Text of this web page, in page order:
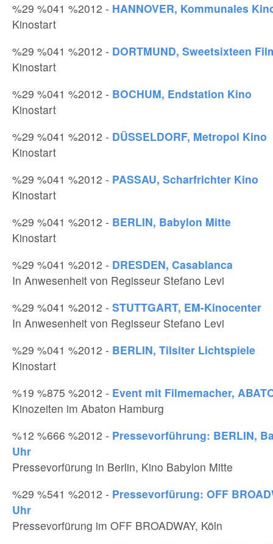
%29 %041 %2012 - HANNOVER, Kommunales
Kinostart
%29 %041 %2012 - DORTMUND, Sweetsixteen
Kinostart
%29 %041 %2012 - BOCHUM, Endstation Kino
Kinostart
%29 %041 %2012 - DÜSSELDORF, Metropol Kino
Kinostart
%29 %041 %2012 - PASSAU, Scharfrichter Kino
Kinostart
%29 %041 %2012 - BERLIN, Babylon Mitte
Kinostart
%29 %041 %2012 - DRESDEN, Casablanca
In Anwesenheit von Regisseur Stefano Levi
%29 %041 %2012 - STUTTGART, EM-Kinocenter
In Anwesenheit von Regisseur Stefano Levi
%29 %041 %2012 - BERLIN, Tilsiter Lichtspiele
Kinostart
%19 %875 %2012 - Event mit Filmemacher,
Kinozeiten im Abaton Hamburg
%12 %666 %2012 - Pressevorführung: BERLIN,
Uhr
Pressevorfürung in Berlin, Kino Babylon Mitte
%29 %541 %2012 - Pressevorfürung: OFF
Uhr
Pressevorfürung im OFF BROADWAY, Köln